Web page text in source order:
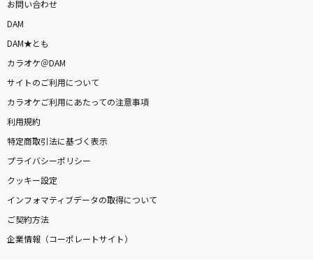
お問い合わせ
DAM
DAM★とも
カラオケ＠DAM
サイトのご利用について
カラオケご利用にあたっての注意事項
利用規約
特定商取引法に基づく表示
プライバシーポリシー
クッキー設定
インフォマティブデータの取得について
ご契約方法
企業情報（コーポレートサイト）